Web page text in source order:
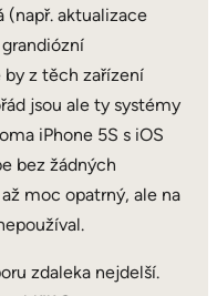
(např. aktualizace
z těch zařízení
jsou ale ty systémy
iPhone 5S s iOS
bez žádných
moc opatrný, ale na
zdaleka nejdelší.